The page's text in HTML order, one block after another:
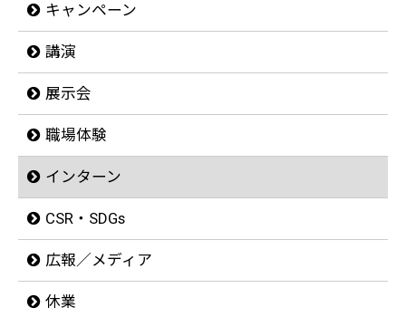
キャンペーン
講演
展示会
職場体験
インターン
CSR・SDGs
広報／メディア
休業